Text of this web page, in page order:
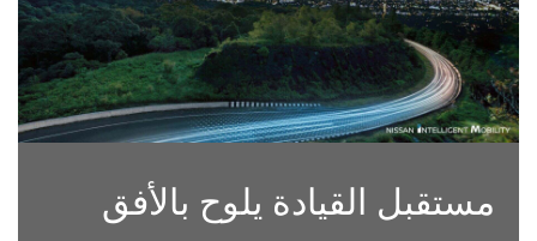
مستقبل القيادة يلوح بالأفق